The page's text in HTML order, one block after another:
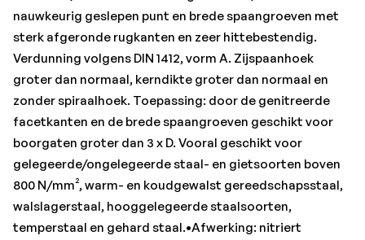
•Merk: Format
•Ø h8: 2,4 mm
•RVS austenitisch: 12
•RVS ferritisch/martensitisch: 15
•Spiraallengte: 30 mm
•Staal < 1.000 N/mm²: 20
•Staal < 1.400 N/mm²: 10
•Staal < 700 N/mm²: 30
•Staal < 700 N/mm² f: 0,04 mm/omw.
•Totale lengte: 57 mm
nauwkeurig geslepen punt en brede spaangroeven met
sterk afgeronde rugkanten en zeer hittebestendig.
Verdunning volgens DIN 1412, vorm A. Zijspaanhoek
groter dan normaal, kerndikte groter dan normaal en
zonder spiraalhoek. Toepassing: door de genitreerde
facetkanten en de brede spaangroeven geschikt voor
boorgaten groter dan 3 x D. Vooral geschikt voor
gelegeerde/ongelegeerde staal- en gietsoorten boven
800 N/mm², warm- en koudgewalst gereedschapsstaal,
walslagerstaal, hooggelegeerde staalsoorten,
temperstaal en gehard staal.•Afwerking: nitriert